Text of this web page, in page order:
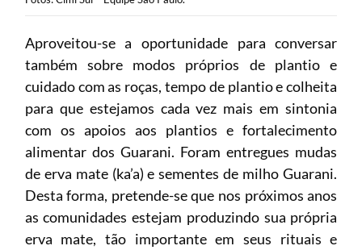
Aproveitou-se a oportunidade para conversar
também sobre modos próprios de plantio e
cuidado com as roças, tempo de plantio e colheita
para que estejamos cada vez mais em sintonia
com os apoios aos plantios e fortalecimento
alimentar dos Guarani. Foram entregues mudas
de erva mate (ka’a) e sementes de milho Guarani.
Desta forma, pretende-se que nos próximos anos
as comunidades estejam produzindo sua própria
erva mate, tão importante em seus rituais e